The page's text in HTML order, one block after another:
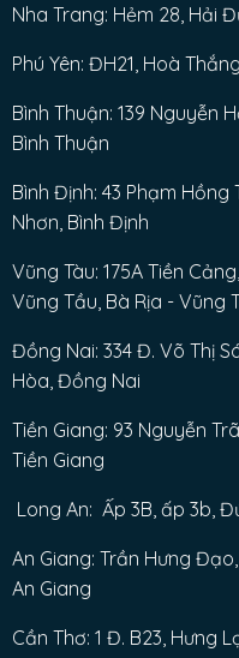
Nha Trang: Hẻm 28, Hải
Phú Yên: ĐH21, Hoà
Bình Thuận: 139 Nguyễn
Bình Thuận
Bình Định: 43 Phạm Hồng
Nhơn, Bình Định
Vũng Tàu: 175A Tiền
Vũng Tầu, Bà Rịa - Vũng
Đồng Nai: 334 Đ. Võ Thị
Hòa, Đồng Nai
Tiền Giang: 93 Nguyễn
Tiền Giang
Long An: Ấp 3B, ấp 3b,
An Giang: Trần Hưng
An Giang
Cần Thơ: 1 Đ. B23, Hưng